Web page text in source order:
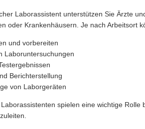
Laborassistent unterstützen Sie Ärzte
oder Krankenhäusern. Je nach Arbeitsort
und vorbereiten
Laboruntersuchungen
Berichterstellung
von Laborgeräten
spielen eine wichtige